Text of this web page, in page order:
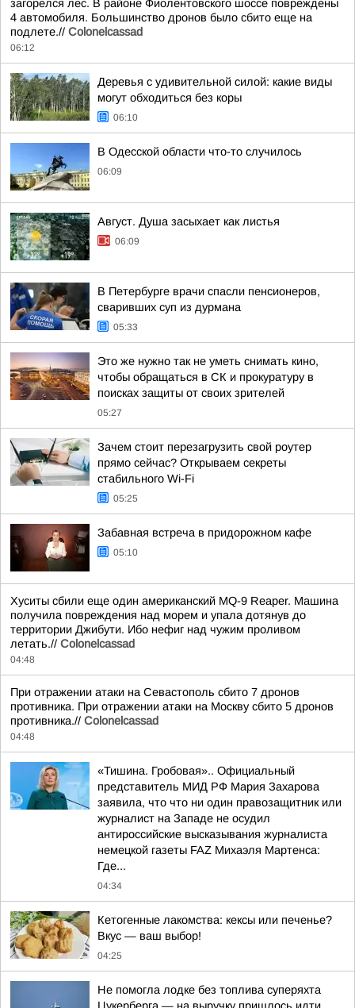
загорелся лес. В районе Фиолентовского шоссе повреждены
4 автомобиля. Большинство дронов было сбито еще на
подлете.// Colonelcassad
06:12
Деревья с удивительной силой: какие виды
могут обходиться без коры
06:10
В Одесской области что-то случилось
06:09
Август. Душа засыхает как листья
06:09
В Петербурге врачи спасли пенсионеров,
сваривших суп из дурмана
05:33
Это же нужно так не уметь снимать кино,
чтобы обращаться в СК и прокуратуру в
поисках защиты от своих зрителей
05:27
Зачем стоит перезагрузить свой роутер
прямо сейчас? Открываем секреты
стабильного Wi-Fi
05:25
Забавная встреча в придорожном кафе
05:10
Хуситы сбили еще один американский MQ-9 Reaper. Машина
получила повреждения над морем и упала дотянув до
территории Джибути. Ибо нефиг над чужим проливом
летать.// Colonelcassad
04:48
При отражении атаки на Севастополь сбито 7 дронов
противника. При отражении атаки на Москву сбито 5 дронов
противника.// Colonelcassad
04:48
«Тишина. Гробовая».. Официальный
представитель МИД РФ Мария Захарова
заявила, что что ни один правозащитник или
журналист на Западе не осудил
антироссийские высказывания журналиста
немецкой газеты FAZ Михаэля Мартенса:
Где...
04:34
Кетогенные лакомства: кексы или печенье?
Вкус — ваш выбор!
04:25
Не помогла лодке без топлива суперяхта